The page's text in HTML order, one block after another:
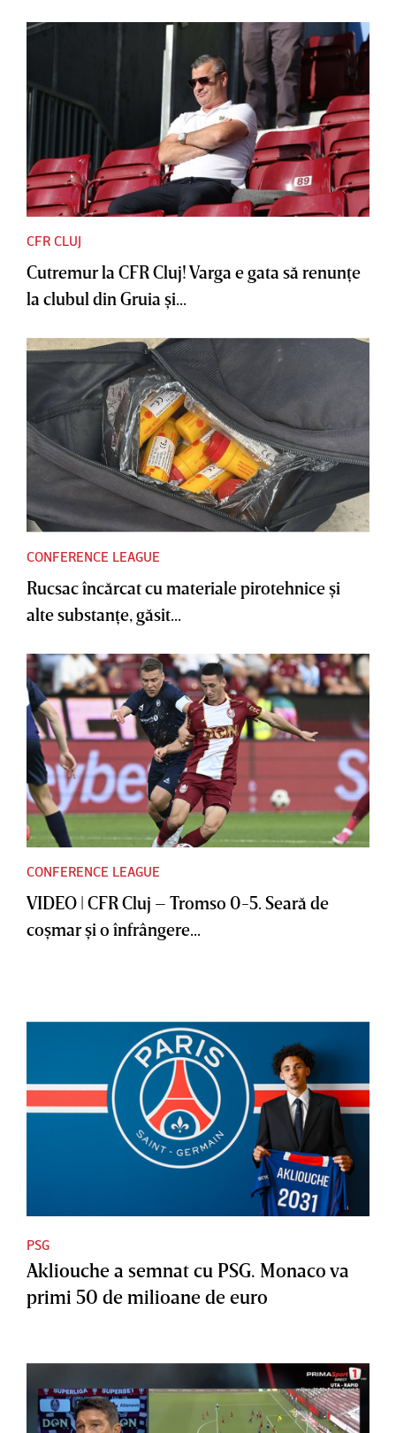
CFR CLUJ
Cutremur la CFR Cluj! Varga e gata să renunţe
la clubul din Gruia şi...
CONFERENCE LEAGUE
Rucsac încărcat cu materiale pirotehnice şi
alte substanţe, găsit...
CONFERENCE LEAGUE
VIDEO | CFR Cluj – Tromso 0-5. Seară de
coşmar şi o înfrângere...
PSG
Akliouche a semnat cu PSG. Monaco va
primi 50 de milioane de euro